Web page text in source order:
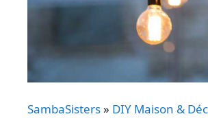
SambaSisters» DIY Maison &